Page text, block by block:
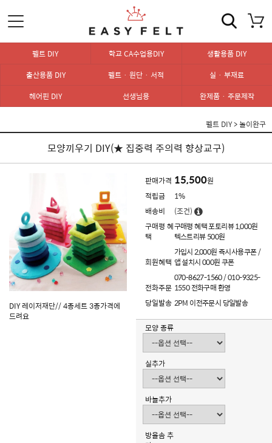
펠트 DIY 학교 CA수업용DIY
생활용품 DIY
출산용품 DIY
펠트 · 원단 · 서적
실 · 부재료
헤어핀 DIY
선생님용 완제품 · 주문제작
펠트 DIY>놀이완구
모양끼우기 DIY(★ 집중력 주의력 향상교구)
DIY 레이저재단// 4종세트 3종가격에
드려요
판매가격 15,500원
적립금
1%
배송비
(조건)
구매평 혜
택
구매평 혜택 포토리뷰 1,000원
텍스트리뷰 500원
회원혜택
가입시 2,000원 즉시사용쿠폰 /
앱 설치시 000원 쿠폰
전화주문
070-8627-1560 / 010-9325-
1550 전화구매 환영
당일발송 2PM 이전주문시 당일발송
모양 종류
실추가
바늘추가
방울솜 추